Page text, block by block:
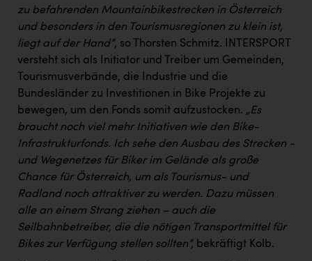
zu befahrenden Mountainbikestrecken in Österreich
und besonders in den Tourismusregionen zu klein ist,
liegt auf der Hand“, so Thorsten Schmitz. INTERSPORT
versteht sich als Initiator und Treiber um Gemeinden,
Tourismusverbände, die Industrie und die
Bundesländer zu Investitionen in Bike Projekte zu
bewegen, um den Fonds somit aufzustocken. „Es
braucht noch viel mehr Initiativen wie den Bike-
Infrastrukturfonds. Ich sehe den Ausbau des Strecken -
und Wegenetzes für Biker im Gelände als große
Chance für Österreich, um als Tourismus- und
Radland noch attraktiver zu werden. Dazu müssen
alle an einem Strang ziehen – auch die
Seilbahnbetreiber, die die nötigen Transportmittel für
Bikes zur Verfügung stellen sollten“, bekräftigt Kolb.